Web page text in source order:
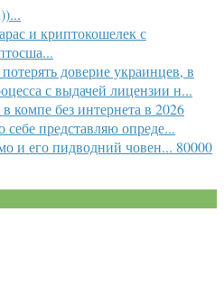
и криптокошелек с
доверие украинцев, в
с выдачей лицензии н...
компе без интернета в 2026
себе представляю опреде...
и его пидводний човен... 80000